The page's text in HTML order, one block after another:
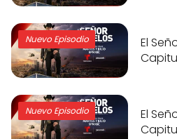
Nuevo Episodio
El
Nuevo Episodio
El